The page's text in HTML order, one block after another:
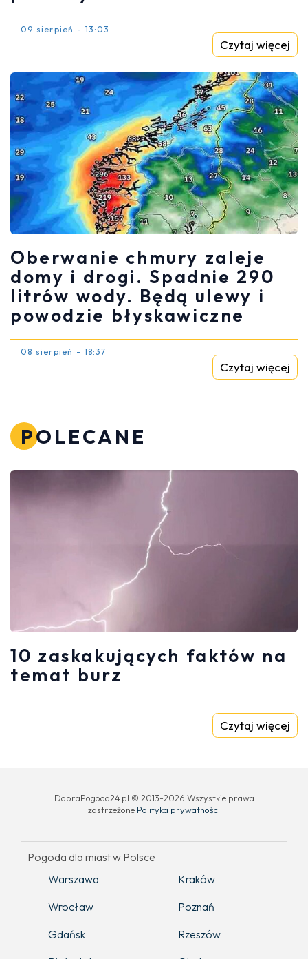
09 sierpień - 13:03
Czytaj więcej
Oberwanie chmury zaleje
domy i drogi. Spadnie 290
litrów wody. Będą ulewy i
powodzie błyskawiczne
08 sierpień - 18:37
Czytaj więcej
POLECANE
10 zaskakujących faktów na
temat burz
Czytaj więcej
DobraPogoda24.pl © 2013-2026 Wszystkie prawa
zastrzeżone Polityka prywatności
Pogoda dla miast w Polsce
Warszawa
Kraków
Wrocław
Poznań
Gdańsk
Rzeszów